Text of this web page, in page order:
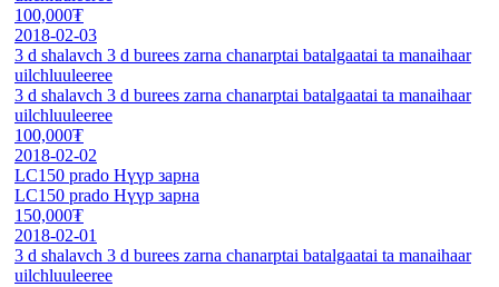
100,000₮
2018-02-03
3 d shalavch 3 d burees zarna chanarptai batalgaatai ta manaihaar
uilchluuleeree
3 d shalavch 3 d burees zarna chanarptai batalgaatai ta manaihaar
uilchluuleeree
100,000₮
2018-02-02
LC150 prado Нүүр зарна
LC150 prado Нүүр зарна
150,000₮
2018-02-01
3 d shalavch 3 d burees zarna chanarptai batalgaatai ta manaihaar
uilchluuleeree